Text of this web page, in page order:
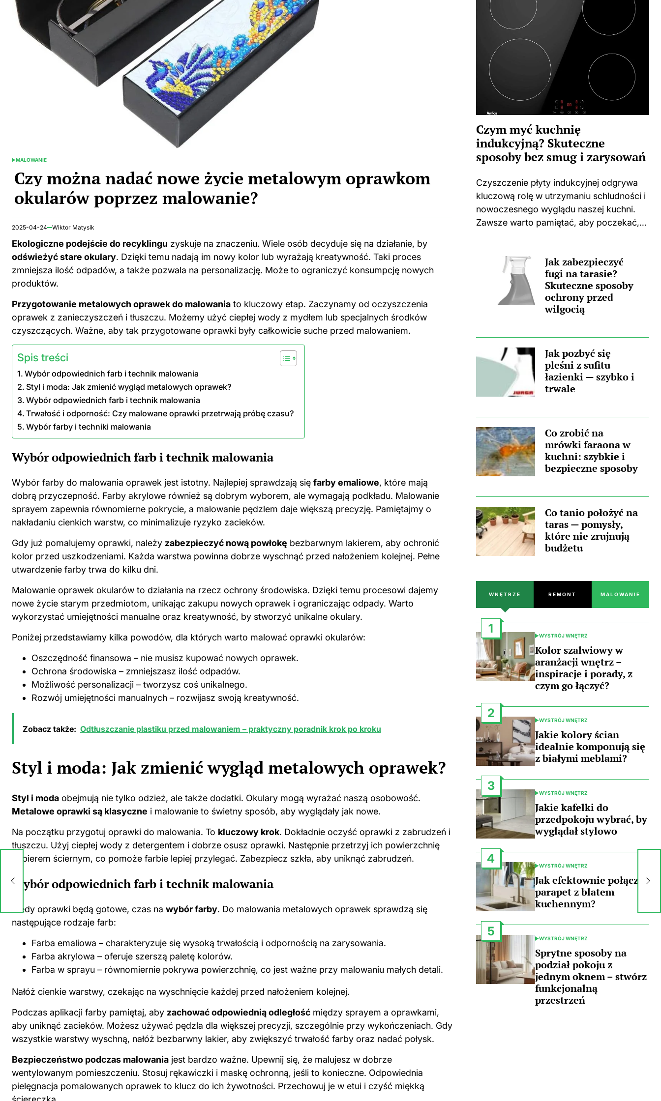
POSTED
MALOWANIE
Czy można nadać nowe życie metalowym oprawkom
okularów poprzez malowanie?
2025-04-24 Wiktor Matysik
Ekologiczne podejście do recyklingu zyskuje na znaczeniu. Wiele osób decyduje się na działanie, by
odświeżyć stare okulary. Dzięki temu nadają im nowy kolor lub wyrażają kreatywność. Taki proces
zmniejsza ilość odpadów, a także pozwala na personalizację. Może to ograniczyć konsumpcję nowych
produktów.
Przygotowanie metalowych oprawek do malowania to kluczowy etap. Zaczynamy od oczyszczenia
oprawek z zanieczyszczeń i tłuszczu. Możemy użyć ciepłej wody z mydłem lub specjalnych środków
czyszczących. Ważne, aby tak przygotowane oprawki były całkowicie suche przed malowaniem.
Spis treści
Wybór odpowiednich farb i technik malowania
Styl i moda: Jak zmienić wygląd metalowych oprawek?
Wybór odpowiednich farb i technik malowania
Trwałość i odporność: Czy malowane oprawki przetrwają próbę czasu?
Wybór farby i techniki malowania
Wybór odpowiednich farb i technik malowania
Wybór farby do malowania oprawek jest istotny. Najlepiej sprawdzają się farby emaliowe, które mają
dobrą przyczepność. Farby akrylowe również są dobrym wyborem, ale wymagają podkładu. Malowanie
sprayem zapewnia równomierne pokrycie, a malowanie pędzlem daje większą precyzję. Pamiętajmy o
nakładaniu cienkich warstw, co minimalizuje ryzyko zacieków.
Gdy już pomalujemy oprawki, należy zabezpieczyć nową powłokę bezbarwnym lakierem, aby ochronić
kolor przed uszkodzeniami. Każda warstwa powinna dobrze wyschnąć przed nałożeniem kolejnej. Pełne
utwardzenie farby trwa do kilku dni.
Malowanie oprawek okularów to działania na rzecz ochrony środowiska. Dzięki temu procesowi dajemy
nowe życie starym przedmiotom, unikając zakupu nowych oprawek i ograniczając odpady. Warto
wykorzystać umiejętności manualne oraz kreatywność, by stworzyć unikalne okulary.
Poniżej przedstawiamy kilka powodów, dla których warto malować oprawki okularów:
Oszczędność finansowa – nie musisz kupować nowych oprawek.
Ochrona środowiska – zmniejszasz ilość odpadów.
Możliwość personalizacji – tworzysz coś unikalnego.
Rozwój umiejętności manualnych – rozwijasz swoją kreatywność.
Zobacz także: Odtłuszczanie plastiku przed malowaniem – praktyczny poradnik krok po kroku
Styl i moda: Jak zmienić wygląd metalowych oprawek?
Styl i moda obejmują nie tylko odzież, ale także dodatki. Okulary mogą wyrażać naszą osobowość.
Metalowe oprawki są klasyczne i malowanie to świetny sposób, aby wyglądały jak nowe.
Na początku przygotuj oprawki do malowania. To kluczowy krok. Dokładnie oczyść oprawki z zabrudzeń i
tłuszczu. Użyj ciepłej wody z detergentem i dobrze osusz oprawki. Następnie przetrzyj ich powierzchnię
papierem ściernym, co pomoże farbie lepiej przylegać. Zabezpiecz szkła, aby uniknąć zabrudzeń.
Wybór odpowiednich farb i technik malowania
Kiedy oprawki będą gotowe, czas na wybór farby. Do malowania metalowych oprawek sprawdzą się
następujące rodzaje farb:
Farba emaliowa – charakteryzuje się wysoką trwałością i odpornością na zarysowania.
Farba akrylowa – oferuje szerszą paletę kolorów.
Farba w sprayu – równomiernie pokrywa powierzchnię, co jest ważne przy malowaniu małych detali.
Nałóż cienkie warstwy, czekając na wyschnięcie każdej przed nałożeniem kolejnej.
Podczas aplikacji farby pamiętaj, aby zachować odpowiednią odległość między sprayem a oprawkami,
aby uniknąć zacieków. Możesz używać pędzla dla większej precyzji, szczególnie przy wykończeniach. Gdy
wszystkie warstwy wyschną, nałóż bezbarwny lakier, aby zwiększyć trwałość farby oraz nadać połysk.
Bezpieczeństwo podczas malowania jest bardzo ważne. Upewnij się, że malujesz w dobrze
wentylowanym pomieszczeniu. Stosuj rękawiczki i maskę ochronną, jeśli to konieczne. Odpowiednia
pielęgnacja pomalowanych oprawek to klucz do ich żywotności. Przechowuj je w etui i czyść miękką
Czym myć kuchnię
indukcyjną? Skuteczne
sposoby bez smug i zarysowań
Czyszczenie płyty indukcyjnej odgrywa
kluczową rolę w utrzymaniu schludności i
nowoczesnego wyglądu naszej kuchni.
Zawsze warto pamiętać, aby poczekać,
czyszczących na ciepłej powierzchni
może prowadzić do nieprzyjemnych
zapachów, a także trwałych...
Jak zabezpieczyć
fugi na tarasie?
Skuteczne sposoby
ochrony przed
wilgocią
Jak pozbyć się
pleśni z sufitu
łazienki — szybko i
trwale
Co zrobić na
mrówki faraona w
kuchni: szybkie i
bezpieczne sposoby
Co tanio położyć na
taras — pomysły,
które nie zrujnują
budżetu
WNĘTRZE REMONT MALOWANIE
1
POSTED
IN
WYSTRÓJ WNĘTRZ
Kolor szalwiowy w
aranżacji wnętrz –
inspiracje i porady, z
czym go łączyć?
2
POSTED
IN
WYSTRÓJ WNĘTRZ
Jakie kolory ścian
idealnie komponują się
z białymi meblami?
3
POSTED
IN
WYSTRÓJ WNĘTRZ
Jakie kafelki do
przedpokoju wybrać, by
wyglądał stylowo
4
POSTED
IN
WYSTRÓJ WNĘTRZ
Jak efektownie połączyć
parapet z blatem
kuchennym?
5
POSTED
IN
WYSTRÓJ WNĘTRZ
Sprytne sposoby na
podział pokoju z
jednym oknem – stwórz
funkcjonalną
przestrzeń